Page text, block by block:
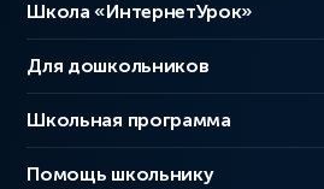
Школа «ИнтернетУрок»
Для дошкольников
Школьная программа
Помощь школьнику